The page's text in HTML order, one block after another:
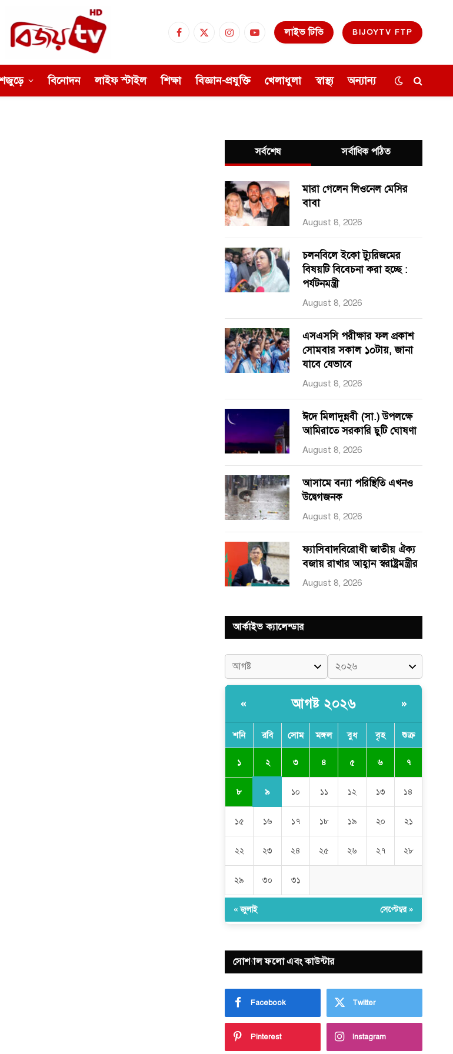
Facebook
X
InstagramYouTubeলাইভ টিভি BIJOYTV FTP
বিনোদন লাইফ স্টাইল শিক্ষা বিজ্ঞান-প্রযুক্তি খেলাধুলা স্বাস্থ্য অন্যান্য
সর্বশেষ সর্বাধিক পঠিত
মারা গেলেন লিওনেল মেসির
বাবা
August 8, 2026
চলনবিলে ইকো ট্যুরিজমের
বিষয়টি বিবেচনা করা হচ্ছে :
পর্যটনমন্ত্রী
August 8, 2026
এসএসসি পরীক্ষার ফল প্রকাশ
সোমবার সকাল ১০টায়, জানা
যাবে যেভাবে
August 8, 2026
ঈদে মিলাদুন্নবী (সা.) উপলক্ষে
আমিরাতে সরকারি ছুটি ঘোষণা
August 8, 2026
আসামে বন্যা পরিস্থিতি এখনও
উদ্বেগজনক
August 8, 2026
ফ্যাসিবাদবিরোধী জাতীয় ঐক্য
বজায় রাখার আহ্বান স্বরাষ্ট্রমন্ত্রীর
August 8, 2026
আর্কাইভ ক্যালেন্ডার
« আগষ্ট ২০২৬ »
শনি রবি সোম মঙ্গল বুধ বৃহ শুক্র
১ ২ ৩ ৪ ৫ ৬ ৭
৮ ৯ ১০ ১১ ১২ ১৩ ১৪
১৫ ১৬ ১৭ ১৮ ১৯ ২০ ২১
২২ ২৩ ২৪ ২৫ ২৬ ২৭ ২৮
২৯ ৩০ ৩১
« জুলাই সেপ্টেম্বর »
সোশ্যাল ফলো এবং কাউন্টার
Facebook Twitter
Pinterest Instagram